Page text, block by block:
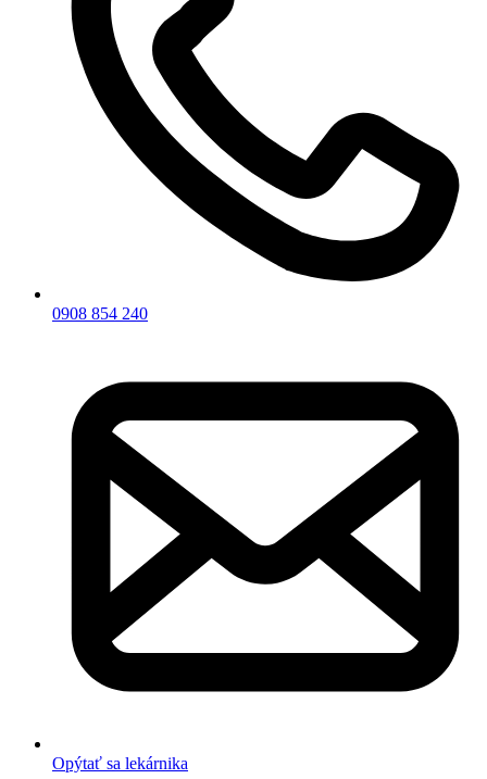
0908 854 240
Opýtať sa lekárnika